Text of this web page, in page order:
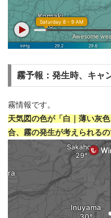
霧予報：発生時、キャ
霧情報です。
天気図の色が「白｜薄い灰
合、霧の発生が考えられるの